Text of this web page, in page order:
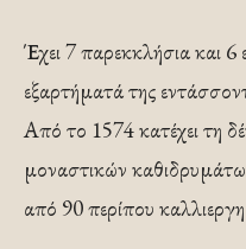
Έχει 7 παρεκκλήσια και
εξαρτήµατά της
Από το 1574 κατέχει τη
µοναστικών
από 90 περίπου